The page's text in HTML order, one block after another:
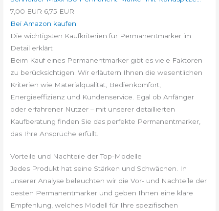
7,00 EUR 6,75 EUR
Bei Amazon kaufen
Die wichtigsten Kaufkriterien für Permanentmarker im
Detail erklärt
Beim Kauf eines Permanentmarker gibt es viele Faktoren
zu berücksichtigen. Wir erläutern Ihnen die wesentlichen
Kriterien wie Materialqualität, Bedienkomfort,
Energieeffizienz und Kundenservice. Egal ob Anfänger
oder erfahrener Nutzer – mit unserer detaillierten
Kaufberatung finden Sie das perfekte Permanentmarker,
das Ihre Ansprüche erfüllt.
Vorteile und Nachteile der Top-Modelle
Jedes Produkt hat seine Stärken und Schwächen. In
unserer Analyse beleuchten wir die Vor- und Nachteile der
besten Permanentmarker und geben Ihnen eine klare
Empfehlung, welches Modell für Ihre spezifischen